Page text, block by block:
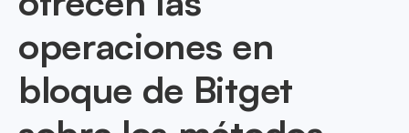
operaciones en
bloque de Bitget